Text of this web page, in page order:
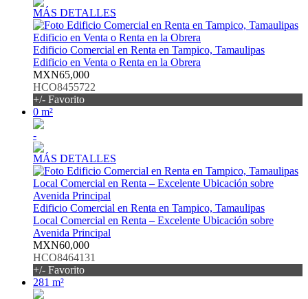
MÁS DETALLES
Edificio Comercial en Renta en Tampico, Tamaulipas
Edificio en Venta o Renta en la Obrera
MXN65,000
HCO8455722
+/- Favorito
0 m²
-
MÁS DETALLES
Edificio Comercial en Renta en Tampico, Tamaulipas
Local Comercial en Renta – Excelente Ubicación sobre
Avenida Principal
MXN60,000
HCO8464131
+/- Favorito
281 m²